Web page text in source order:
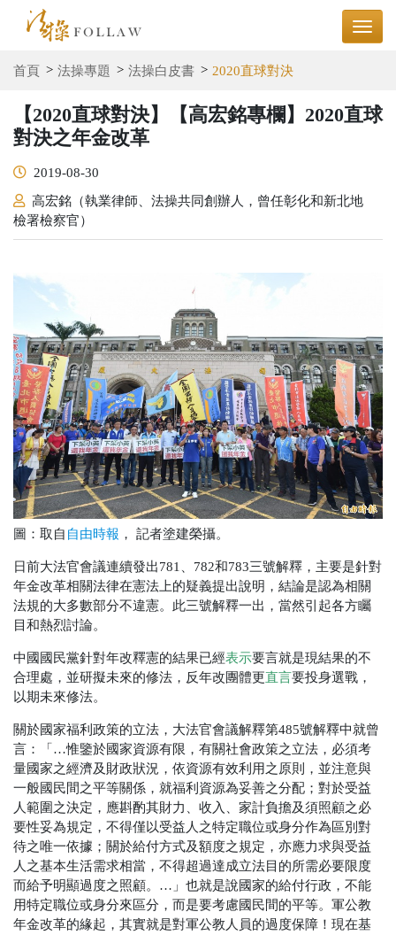
首頁 法操專題 法操白皮書 2020直球對決
【2020直球對決】【高宏銘專欄】2020直球
對決之年金改革
2019-08-30
高宏銘（執業律師、法操共同創辦人，曾任彰化和新北地
檢署檢察官）
圖：取自 自由時報 ， 記者塗建榮攝。
日前大法官會議連續發出781、782和783三號解釋，主要是針對
年金改革相關法律在憲法上的疑義提出說明，結論是認為相關
法規的大多數部分不違憲。此三號解釋一出，當然引起各方矚
目和熱烈討論。
中國國民黨針對年改釋憲的結果已經表示要言就是現結果的不
合理處，並研擬未來的修法，反年改團體更直言要投身選戰，
以期未來修法。
關於國家福利政策的立法，大法官會議解釋第485號解釋中就曾
言：「…惟鑒於國家資源有限，有關社會政策之立法，必須考
量國家之經濟及財政狀況，依資源有效利用之原則，並注意與
一般國民間之平等關係，就福利資源為妥善之分配；對於受益
人範圍之決定，應斟酌其財力、收入、家計負擔及須照顧之必
要性妥為規定，不得僅以受益人之特定職位或身分作為區別對
待之唯一依據；關於給付方式及額度之規定，亦應力求與受益
人之基本生活需求相當，不得超過達成立法目的所需必要限度
而給予明顯過度之照顧。…」也就是說國家的給付行政，不能
用特定職位或身分來區分，而是要考慮國民間的平等。軍公教
年金改革的緣起，其實就是對軍公教人員的過度保障！現在基